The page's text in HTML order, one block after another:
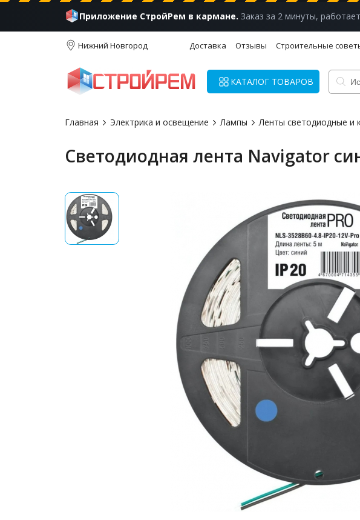
Приложение СтройРем в кармане. Заказ за 2 минуты,
Нижний Новгород Доставка Отзывы Строительные
КАТАЛОГ ТОВАРОВ
Главная Электрика и освещение Лампы Ленты светодиодные и
Светодиодная лента Navigator